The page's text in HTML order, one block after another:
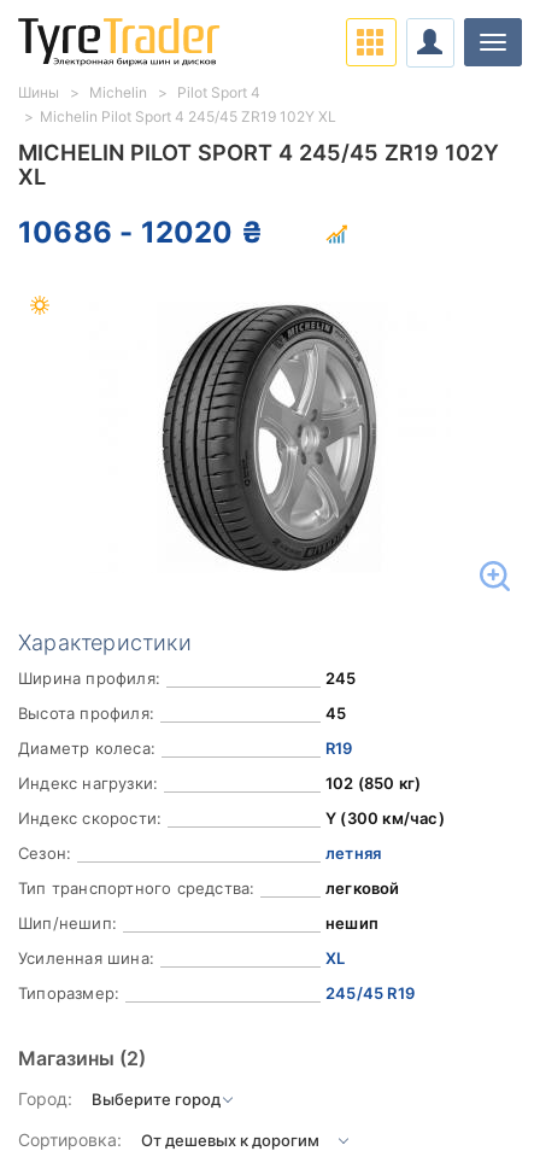
MICHELIN PILOT SPORT 4 245/45 ZR19 102Y
XL
10686 - 12020 ₴
Характеристики
Ширина профиля:
245
Высота профиля:
45
Диаметр колеса:
R19
Индекс нагрузки:
102 (850 кг)
Индекс скорости:
Y (300 км/час)
Сезон:
летняя
Тип транспортного средства:
легковой
Шип/нешип:
нешип
Усиленная шина:
XL
Типоразмер:
245/45 R19
Магазины (2)
Город:
Сортировка:
Шины Michelin
Pilot Sport 4
Michelin Pilot Sport 4 245/45 ZR19 102Y XL